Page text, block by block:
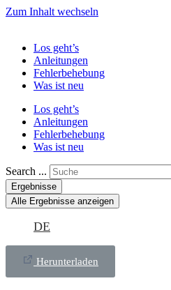
Zum Inhalt wechseln
Los geht’s
Anleitungen
Fehlerbehebung
Was ist neu
Los geht’s
Anleitungen
Fehlerbehebung
Was ist neu
Search ...
Ergebnisse
Alle Ergebnisse anzeigen
DE
Herunterladen